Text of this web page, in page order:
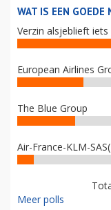
WAT IS EEN GOEDE
Verzin alsjeblieft iets
European Airlines
The Blue Group
Air-France-KLM-
Meer polls